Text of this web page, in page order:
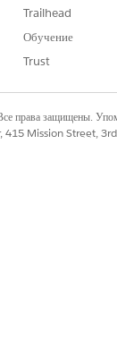
иUnlimited
Настройка
выберите
Trailhead
Обучение
Trust
защищены.
Mission Street,